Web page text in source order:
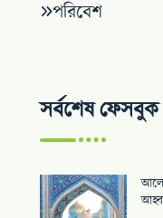
পরিবেশ
সর্বশেষ